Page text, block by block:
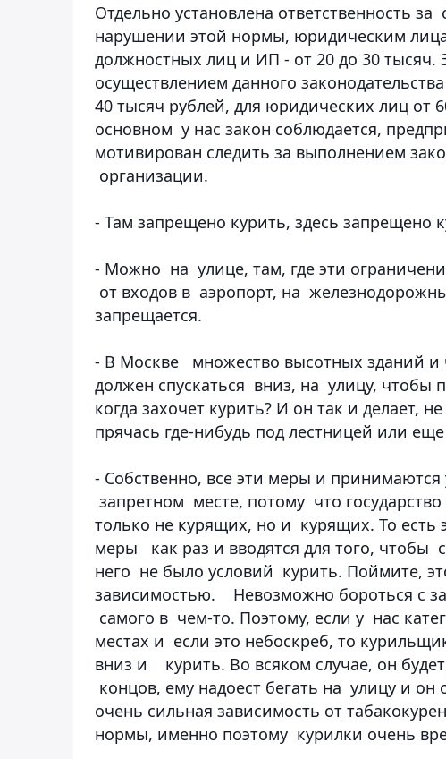
Отдельно установлена ответственность
нарушении этой нормы, юридическим
должностных лиц и ИП - от 20 до 30 тысяч.
осуществлением данного
40 тысяч рублей, для юридических лиц
основном у нас закон соблюдается,
мотивирован следить за выполнением
организации.
- Там запрещено курить, здесь запрещено
- Можно на улице, там, где эти
от входов в аэропорт, на
запрещается.
- В Москве множество высотных зданий и
должен спускаться вниз, на улицу, чтобы
когда захочет курить? И он так и делает,
прячась где-нибудь под лестницей или
- Собственно, все эти меры и
запретном месте, потому что
только не курящих, но и курящих. То есть
меры как раз и вводятся для того, чтобы
него не было условий курить. Поймите,
зависимостью. Невозможно бороться с
самого в чем-то. Поэтому, если у нас
местах и если это небоскреб, то
вниз и курить. Во всяком случае, он
концов, ему надоест бегать на улицу и он
очень сильная зависимость от
нормы, именно поэтому курилки очень